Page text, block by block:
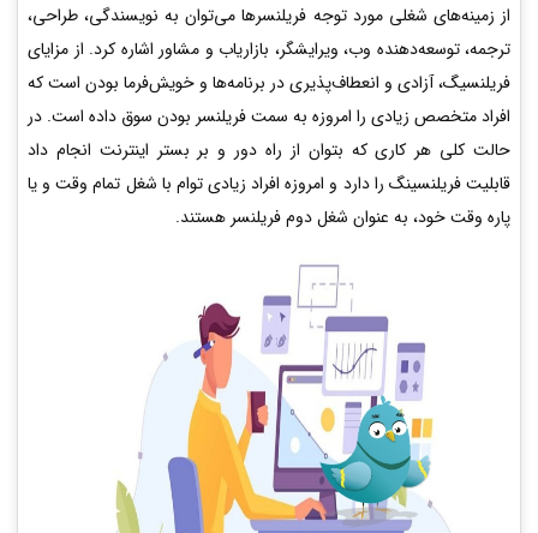
از زمینه‌های شغلی مورد توجه فریلنسرها می‌توان به نویسندگی، طراحی،
ترجمه، توسعه‌دهنده وب، ویرایشگر، بازاریاب و مشاور اشاره کرد. از مزایای
فریلنسیگ، آزادی و انعطاف‌پذیری در برنامه‌ها و خویش‌فرما بودن است که
افراد متخصص زیادی را امروزه به سمت فریلنسر بودن سوق داده است. در
حالت کلی هر کاری که بتوان از راه دور و بر بستر اینترنت انجام داد
قابلیت فریلنسینگ را دارد و امروزه افراد زیادی توام با شغل تمام وقت و یا
پاره وقت خود، به عنوان شغل دوم فریلنسر هستند.